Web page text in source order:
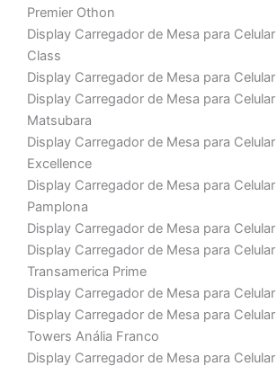
Premier Othon
Display Carregador de Mesa para
Class
Display Carregador de Mesa para
Display Carregador de Mesa para
Matsubara
Display Carregador de Mesa para
Excellence
Display Carregador de Mesa para
Pamplona
Display Carregador de Mesa para
Display Carregador de Mesa para
Transamerica Prime
Display Carregador de Mesa para
Display Carregador de Mesa para
Towers Anália Franco
Display Carregador de Mesa para